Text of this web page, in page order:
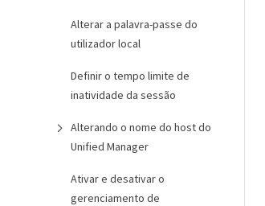
Alterar a palavra-passe do
utilizador local
Definir o tempo limite de
inatividade da sessão
Alterando o nome do host do
Unified Manager
Ativar e desativar o
gerenciamento de